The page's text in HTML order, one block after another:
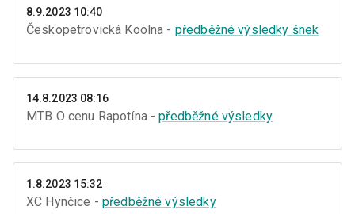
8.9.2023 10:40
Českopetrovická Koolna - předběžné výsledky šnek
14.8.2023 08:16
MTB O cenu Rapotína -předběžné výsledky
1.8.2023 15:32
XC Hynčice - předběžné výsledky